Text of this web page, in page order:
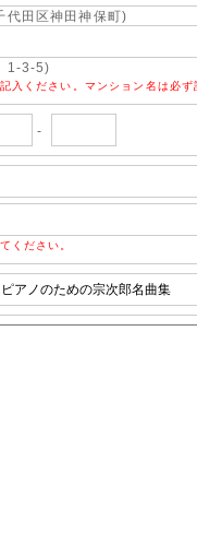
代田区神田神保町)
1-3-5)
入ください。マンション名は必ず
-
ください。